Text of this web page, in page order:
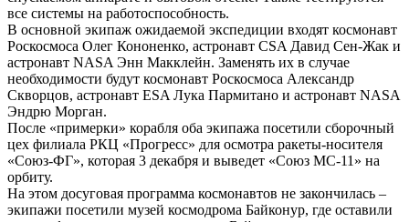
все системы на работоспособность.
В основной экипаж ожидаемой экспедиции входят космонавт
Роскосмоса Олег Кононенко, астронавт CSA Давид Сен-Жак и
астронавт NASA Энн Макклейн. Заменять их в случае
необходимости будут космонавт Роскосмоса Александр
Скворцов, астронавт ESA Лука Пармитано и астронавт NASA
Эндрю Морган.
После «примерки» корабля оба экипажа посетили сборочный
цех филиала РКЦ «Прогресс» для осмотра ракеты-носителя
«Союз-ФГ», которая 3 декабря и выведет «Союз МС-11» на
орбиту.
На этом досуговая программа космонавтов не закончилась –
экипажи посетили музей космодрома Байконур, где оставили